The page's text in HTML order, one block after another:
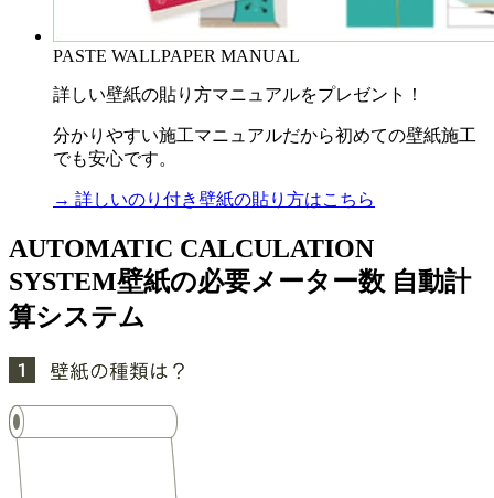
PASTE WALLPAPER MANUAL
詳しい壁紙の貼り方マニュアルをプレゼント！
分かりやすい施工マニュアルだから初めての壁紙施工
でも安心です。
→ 詳しいのり付き壁紙の貼り方はこちら
AUTOMATIC CALCULATION
SYSTEM壁紙の必要メーター数 自動計
算システム